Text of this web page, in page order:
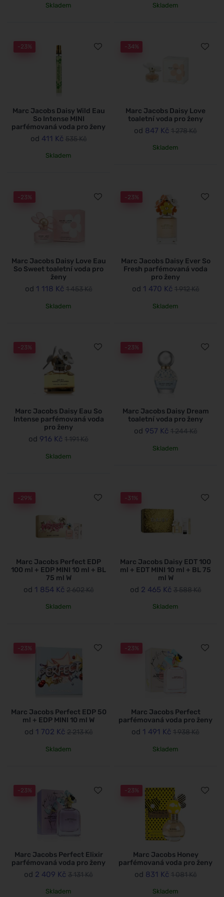
Skladem Skladem
-23%
Marc Jacobs Daisy Wild Eau
So Intense MINI
parfémovaná voda pro ženy
od 411 Kč 535 Kč
Skladem
-34%
Marc Jacobs Daisy Love
toaletní voda pro ženy
od 847 Kč 1 278 Kč
Skladem
-23%
Marc Jacobs Daisy Love Eau
So Sweet toaletní voda pro
ženy
od 1 118 Kč 1 453 Kč
Skladem
-23%
Marc Jacobs Daisy Ever So
Fresh parfémovaná voda
pro ženy
od 1 470 Kč 1 912 Kč
Skladem
-23%
Marc Jacobs Daisy Eau So
Intense parfémovaná voda
pro ženy
od 916 Kč 1 191 Kč
Skladem
-23%
Marc Jacobs Daisy Dream
toaletní voda pro ženy
od 957 Kč 1 244 Kč
Skladem
-29%
Marc Jacobs Perfect EDP
100 ml + EDP MINI 10 ml + BL
75 ml W
od 1 854 Kč 2 602 Kč
Skladem
-31%
Marc Jacobs Daisy EDT 100
ml + EDT MINI 10 ml + BL 75
ml W
od 2 465 Kč 3 588 Kč
Skladem
-23%
Marc Jacobs Perfect EDP 50
ml + EDP MINI 10 ml W
od 1 702 Kč 2 213 Kč
Skladem
-23%
Marc Jacobs Perfect
parfémovaná voda pro ženy
od 1 491 Kč 1 938 Kč
Skladem
-23%
Marc Jacobs Perfect Elixir
parfémovaná voda pro ženy
od 2 409 Kč 3 131 Kč
Skladem
-23%
Marc Jacobs Honey
parfémovaná voda pro ženy
od 831 Kč 1 081 Kč
Skladem